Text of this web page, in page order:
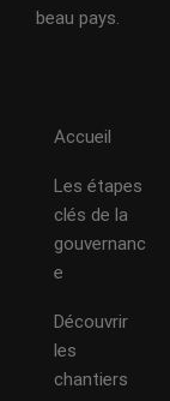
beau pays.
Accueil
Les étapes
clés de la
gouvernanc
e
Découvrir
les
chantiers